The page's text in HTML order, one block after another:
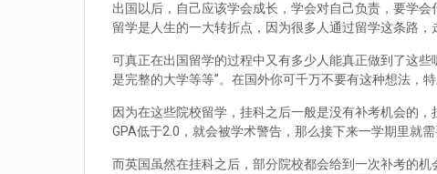
出国以后，自己应该学会成长，学会对自己负责，要学
留学是人生的一大转折点，因为很多人通过留学这条路，
可真正在出国留学的过程中又有多少人能真正做到了这
是完整的大学等等”。在国外你可千万不要有这种想法，特
因为在这些院校留学，挂科之后一般是没有补考机会的
GPA低于2.0，就会被学术警告，那么接下来一学期里就
而英国虽然在挂科之后，部分院校都会给到一次补考的